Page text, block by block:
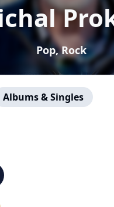
Pop, Rock
Albums & Singles